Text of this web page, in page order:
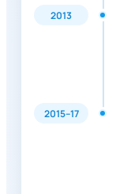
2013
2015–17